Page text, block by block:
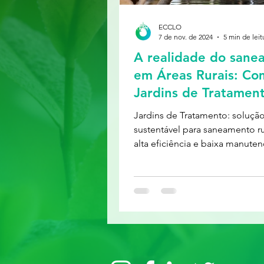
A realidade do
em Áreas Rurais:
Jardins de
podem transformar o
Saneamento
efetivo para o
Jardins de Tratamento: solução
sustentável para saneamento
alta eficiência e baixa
ECCLO
7 de nov. de 2024
5 min de